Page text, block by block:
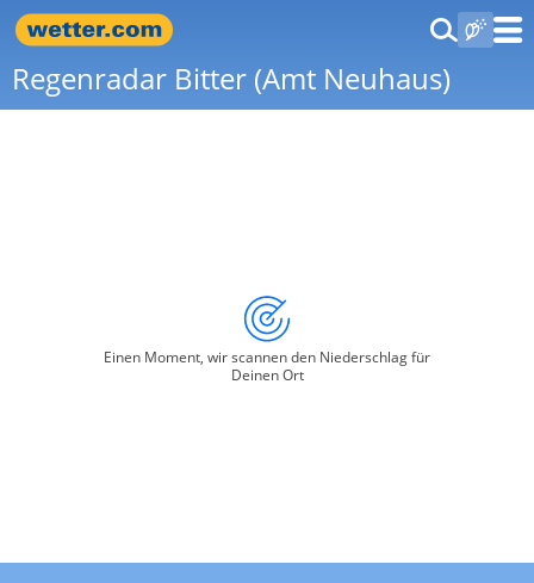
Regenradar Bitter (Amt Neuhaus)
Einen Moment, wir scannen den Niederschlag für
Deinen Ort